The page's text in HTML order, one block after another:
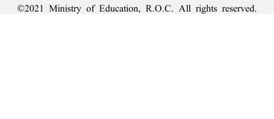
©2021 Ministry of Education, R.O.C. All rights reserved.